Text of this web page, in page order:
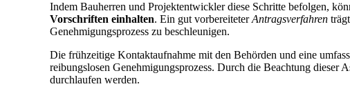
Indem Bauherren und Projektentwickler diese Schritte befolgen,
Vorschriften einhalten. Ein gut vorbereiteterAntragsverfahren
Genehmigungsprozess zu beschleunigen.
Die frühzeitige Kontaktaufnahme mit den Behörden und eine
reibungslosen Genehmigungsprozess. Durch die Beachtung dieser
durchlaufen werden.